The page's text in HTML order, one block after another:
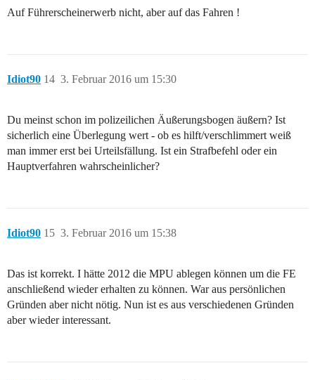
Auf Führerscheinerwerb nicht, aber auf das Fahren !
Idiot90 3. Februar 2016 um 15:30
14
Du meinst schon im polizeilichen Äußerungsbogen äußern? Ist
sicherlich eine Überlegung wert - ob es hilft/verschlimmert weiß
man immer erst bei Urteilsfällung. Ist ein Strafbefehl oder ein
Hauptverfahren wahrscheinlicher?
Idiot90 3. Februar 2016 um 15:38
15
Das ist korrekt. I hätte 2012 die MPU ablegen können um die FE
anschließend wieder erhalten zu können. War aus persönlichen
Gründen aber nicht nötig. Nun ist es aus verschiedenen Gründen
aber wieder interessant.